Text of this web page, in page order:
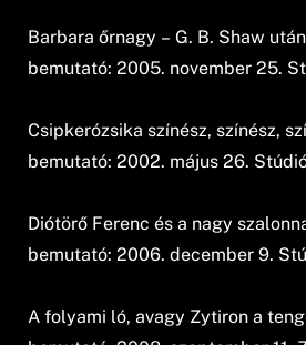
Barbara őrnagy – G. B. Shaw
bemutató: 2005. november 25.
Csipkerózsika színész, színész,
bemutató: 2002. május 26.
Diótörő Ferenc és a nagy
bemutató: 2006. december 9.
A folyami ló, avagy Zytiron a